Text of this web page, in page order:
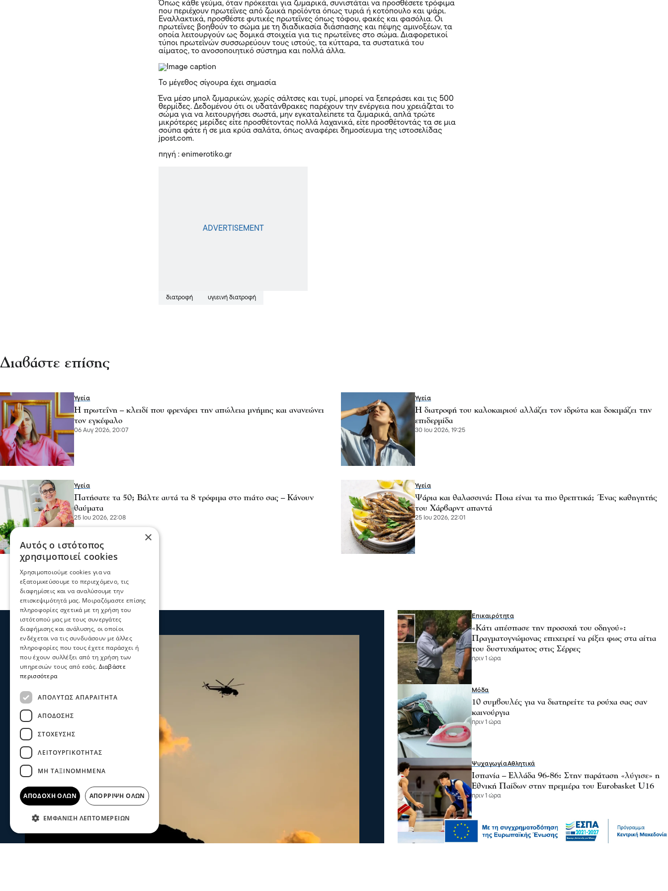
Όπως κάθε γεύμα, όταν πρόκειται για ζυμαρικά, συνιστάται να προσθέσετε τρόφιμα
που περιέχουν πρωτεΐνες από ζωικά προϊόντα όπως τυριά ή κοτόπουλο και ψάρι.
Εναλλακτικά, προσθέστε φυτικές πρωτεΐνες όπως τόφου, φακές και φασόλια. Οι
πρωτεΐνες βοηθούν το σώμα με τη διαδικασία διάσπασης και πέψης αμινοξέων, τα
οποία λειτουργούν ως δομικά στοιχεία για τις πρωτεΐνες στο σώμα. Διαφορετικοί
τύποι πρωτεϊνών συσσωρεύουν τους ιστούς, τα κύτταρα, τα συστατικά του
αίματος, το ανοσοποιητικό σύστημα και πολλά άλλα.
Το μέγεθος σίγουρα έχει σημασία
Ένα μέσο μπολ ζυμαρικών, χωρίς σάλτσες και τυρί, μπορεί να ξεπεράσει και τις 500
θερμίδες. Δεδομένου ότι οι υδατάνθρακες παρέχουν την ενέργεια που χρειάζεται το
σώμα για να λειτουργήσει σωστά, μην εγκαταλείπετε τα ζυμαρικά, απλά τρώτε
μικρότερες μερίδες είτε προσθέτοντας πολλά λαχανικά, είτε προσθέτοντάς τα σε μια
σούπα φάτε ή σε μια κρύα σαλάτα, όπως αναφέρει δημοσίευμα της ιστοσελίδας
jpost.com.
πηγή : enimerotiko.gr
διατροφή υγιεινή διατροφή
Διαβάστε επίσης
Υγεία
Η πρωτεΐνη – κλειδί που φρενάρει την απώλεια μνήμης και ανανεώνει
τον εγκέφαλο
06 Αυγ 2026, 20:07
Υγεία
Η διατροφή του καλοκαιριού αλλάζει τον ιδρώτα και δοκιμάζει την
επιδερμίδα
30 Ιου 2026, 19:25
Υγεία
Πατήσατε τα 50; Βάλτε αυτά τα 8 τρόφιμα στο πιάτο σας – Κάνουν
θαύματα
25 Ιου 2026, 22:08
Υγεία
Ψάρια και θαλασσινά: Ποια είναι τα πιο θρεπτικά; Ένας καθηγητής
του Χάρβαρντ απαντά
25 Ιου 2026, 22:01
Επικαιρότητα
«Κάτι απέσπασε την προσοχή του οδηγού»:
Πραγματογνώμονας επιχειρεί να ρίξει φως στα αίτια
του δυστυχήματος στις Σέρρες
πριν 1 ώρα
Μόδα
10 συμβουλές για να διατηρείτε τα ρούχα σας σαν
καινούργια
πριν 1 ώρα
ΨυχαγωγίαΑθλητικά
Ισπανία – Ελλάδα 96-86: Στην παράταση «λύγισε» η
Εθνική Παίδων στην πρεμιέρα του Eurobasket U16
πριν 1 ώρα
Επικαιρότητα
×
Αυτός ο ιστότοπος
χρησιμοποιεί cookies
Χρησιμοποιούμε cookies για να
εξατομικεύσουμε το περιεχόμενο, τις
διαφημίσεις και να αναλύσουμε την
επισκεψιμότητά μας. Μοιραζόμαστε επίσης
πληροφορίες σχετικά με τη χρήση του
ιστότοπού μας με τους συνεργάτες
διαφήμισης και ανάλυσης, οι οποίοι
ενδέχεται να τις συνδυάσουν με άλλες
πληροφορίες που τους έχετε παράσχει ή
που έχουν συλλέξει από τη χρήση των
υπηρεσιών τους από εσάς. Διαβάστε
περισσότερα
ΑΠΟΛΎΤΩΣ ΑΠΑΡΑΊΤΗΤΑ
ΑΠΌΔΟΣΗΣ
ΣΤΌΧΕΥΣΗΣ
ΛΕΙΤΟΥΡΓΙΚΌΤΗΤΑΣ
ΜΗ ΤΑΞΙΝΟΜΗΜΈΝΑ
ΑΠΟΔΟΧΉ ΌΛΩΝ ΑΠΌΡΡΙΨΗ ΌΛΩΝ
ΕΜΦΆΝΙΣΗ ΛΕΠΤΟΜΕΡΕΙΏΝ